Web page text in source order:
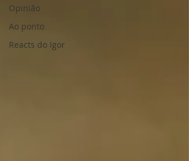
Opinião
Ao ponto
Reacts do Igor